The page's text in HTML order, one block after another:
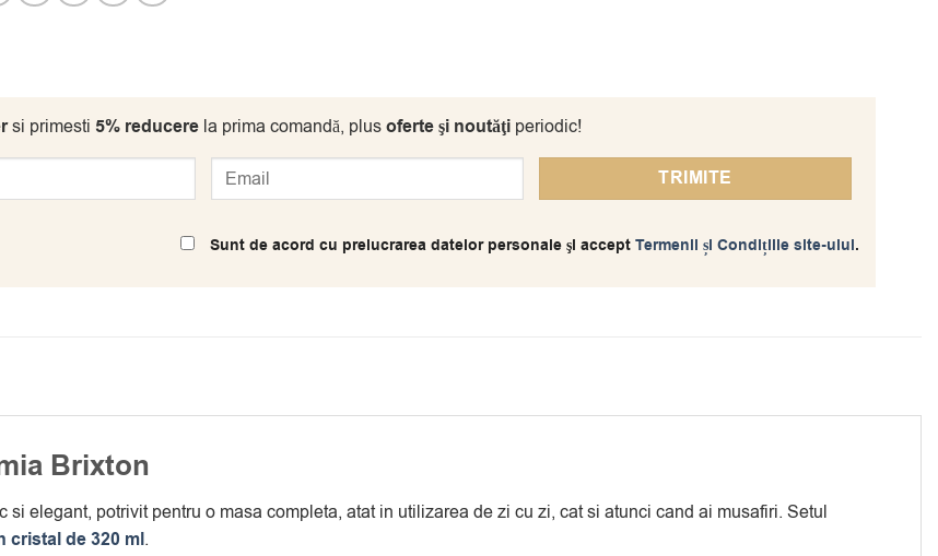
si primesti 5% reducerela prima comandă, plusoferte şi noutăţiperiodic!
Sunt de acord cu prelucrarea datelor personale şi acceptTermenii și Condițiile site-ului.
Brixton
elegant, potrivit pentru o masa completa, atat in utilizarea de zi cu zi, cat si atunci cand ai musafiri. Setul
cristal de 320 ml.